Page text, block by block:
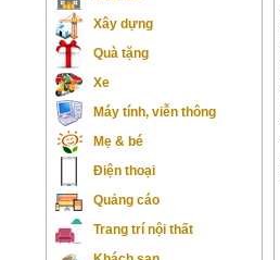
Xây dựng
Quà tặng
Xe
Máy tính, viễn thông
Mẹ & bé
Điện thoại
Quảng cáo
Trang trí nội thất